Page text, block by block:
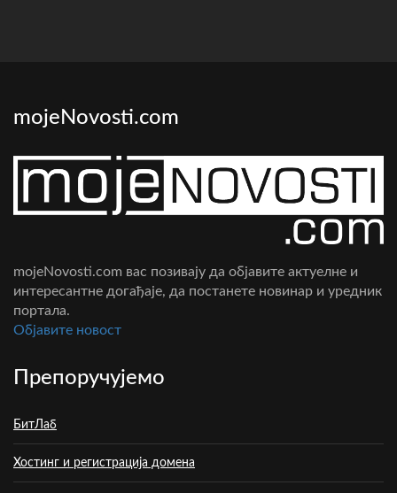
mojeNovosti.com
mojeNovosti.com вас позивају да објавите актуелне и
интересантне догађаје, да постанете новинар и уредник
портала.
Oбјавите новост
Препоручујемо
БитЛаб
Хостинг и регистрација домена